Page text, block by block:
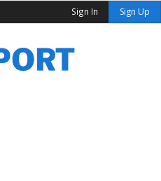
Sign In Sign Up